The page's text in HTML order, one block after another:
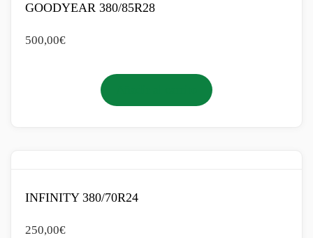
GOODYEAR 380/85R28
500,00€
INFINITY 380/70R24
250,00€